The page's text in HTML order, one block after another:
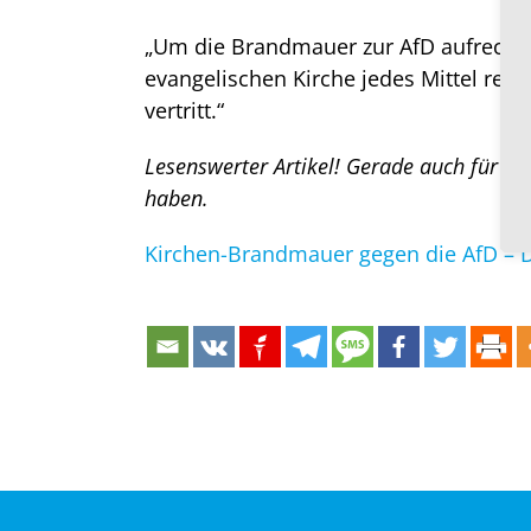
„Um die Brandmauer zur AfD
evangelischen Kirche jedes Mittel
vertritt.“
Lesenswerter Artikel! Gerade auch für
haben.
Kirchen-Brandmauer gegen die AfD –